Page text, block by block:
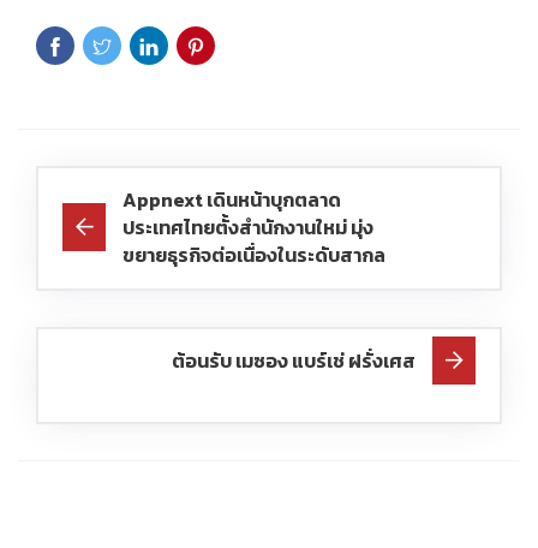
Appnext เดินหน้าบุกตลาด
ประเทศไทยตั้งสำนักงานใหม่ มุ่ง
ขยายธุรกิจต่อเนื่องในระดับสากล
ต้อนรับ เมซอง แบร์เช่ ฝรั่งเศส